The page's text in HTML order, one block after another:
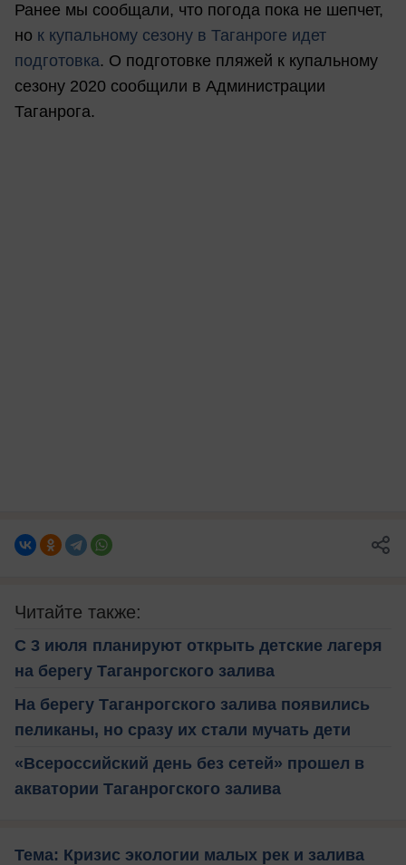
Ранее мы сообщали, что погода пока не шепчет,
но к купальному сезону в Таганроге идет
подготовка. О подготовке пляжей к купальному
сезону 2020 сообщили в Администрации
Таганрога.
Читайте также:
С 3 июля планируют открыть детские лагеря
на берегу Таганрогского залива
На берегу Таганрогского залива появились
пеликаны, но сразу их стали мучать дети
«Всероссийский день без сетей» прошел в
акватории Таганрогского залива
Тема: Кризис экологии малых рек и залива